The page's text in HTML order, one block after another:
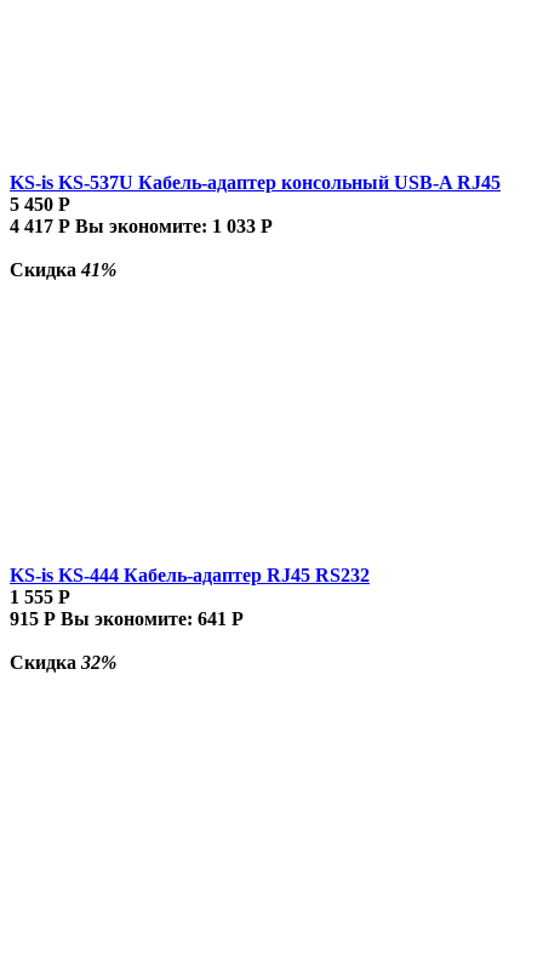
KS-is KS-537U Кабель-адаптер консольный USB-A RJ45
5 450 Р
4 417 Р Вы экономите: 1 033 Р
Скидка41%
KS-is KS-444 Кабель-адаптер RJ45 RS232
1 555 Р
915 Р Вы экономите: 641 Р
Скидка 32%